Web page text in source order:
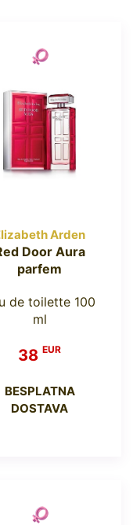
Arden
Door Aura
parfem
de toilette 100
ml
38 EUR
BESPLATNA
DOSTAVA